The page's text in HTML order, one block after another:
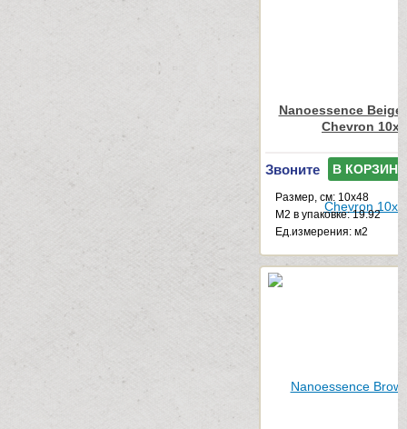
Nanoessence Beige
Chevron
Звоните В КОРЗИНУ
Размер, см: 10x48
М2 в упаковке: 19.92
Ед.измерения: м2